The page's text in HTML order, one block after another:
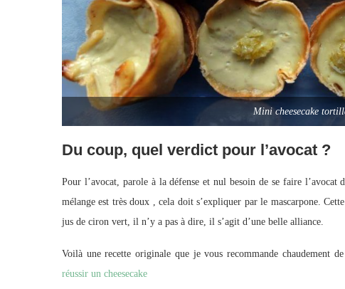
Mini cheesecake
Du coup, quel verdict pour l’avocat ?
Pour l’avocat, parole à la défense et nul besoin de se faire
mélange est très doux , cela doit s’expliquer par le mascarpone.
jus de ciron vert, il n’y a pas à dire, il s’agit d’une belle alliance.
Voilà une recette originale que je vous recommande chaudement
réussir un cheesecake